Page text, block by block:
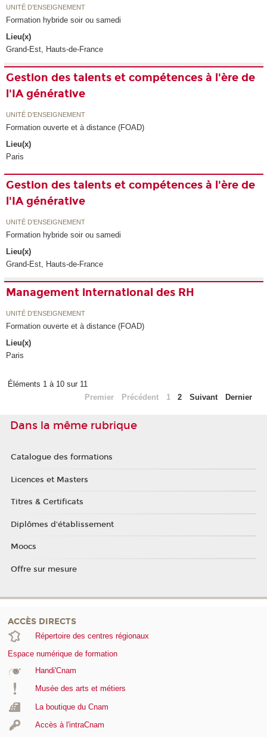
UNITÉ D’ENSEIGNEMENT
Formation hybride soir ou samedi
Lieu(x)
Grand-Est, Hauts-de-France
Gestion des talents et compétences à l'ère de
l'IA générative
UNITÉ D’ENSEIGNEMENT
Formation ouverte et à distance (FOAD)
Lieu(x)
Paris
Gestion des talents et compétences à l'ère de
l'IA générative
UNITÉ D’ENSEIGNEMENT
Formation hybride soir ou samedi
Lieu(x)
Grand-Est, Hauts-de-France
Management international des RH
UNITÉ D’ENSEIGNEMENT
Formation ouverte et à distance (FOAD)
Lieu(x)
Paris
Éléments 1 à 10 sur 11
Premier
Précédent 1 2 Suivant Dernier
Dans la même rubrique
Catalogue des formations
Licences et Masters
Titres & Certificats
Diplômes d'établissement
Moocs
Offre sur mesure
ACCÈS DIRECTS
Répertoire des centres régionaux
Espace numérique de formation
Handi'Cnam
Musée des arts et métiers
La boutique du Cnam
Accès à l'intraCnam